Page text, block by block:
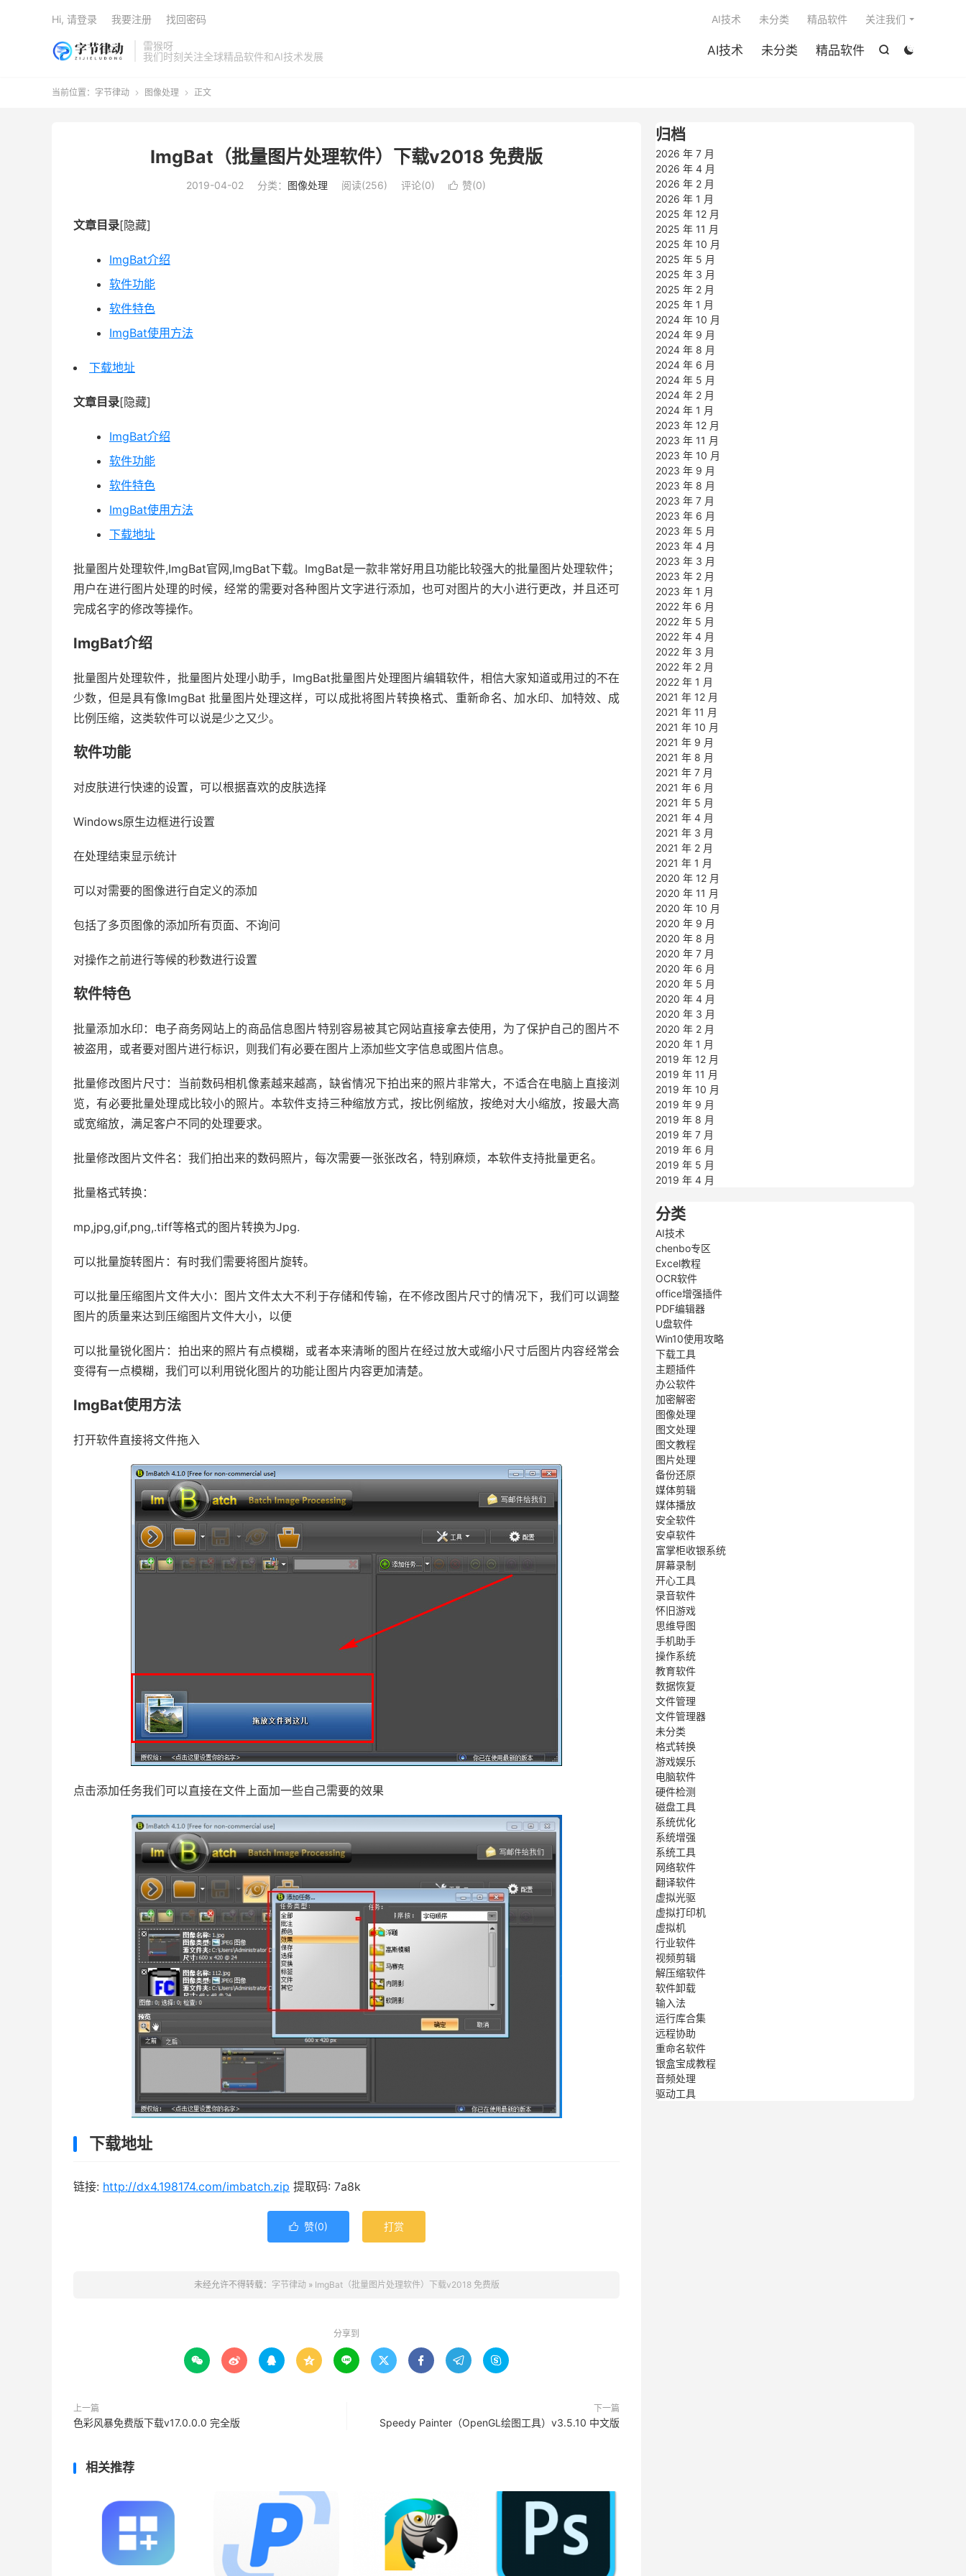
雷猴呀
我们时刻关注全球精品软件和AI技术发展


AI技术 未分类 精品软件
AI技术 未分类 精品软件 关注我们
Hi, 请登录 我要注册 找回密码
当前位置： 字节律动  图像处理  正文
ImgBat（批量图片处理软件）下载v2018 免费版
2019-04-02 分类： 图像处理 阅读(256) 评论(0)  赞(0)
文章目录[隐藏]
ImgBat介绍
软件功能
软件特色
ImgBat使用方法
下载地址
文章目录[隐藏]
ImgBat介绍
软件功能
软件特色
ImgBat使用方法
下载地址
批量图片处理软件,ImgBat官网,ImgBat下载。ImgBat是一款非常好用且功能比较强大的批量图片处理软件；
用户在进行图片处理的时候，经常的需要对各种图片文字进行添加，也可对图片的大小进行更改，并且还可
完成名字的修改等操作。
ImgBat介绍
批量图片处理软件，批量图片处理小助手，ImgBat批量图片处理图片编辑软件，相信大家知道或用过的不在
少数，但是具有像ImgBat 批量图片处理这样，可以成批将图片转换格式、重新命名、加水印、加特效、成
比例压缩，这类软件可以说是少之又少。
软件功能
对皮肤进行快速的设置，可以根据喜欢的皮肤选择
Windows原生边框进行设置
在处理结束显示统计
可以对需要的图像进行自定义的添加
包括了多页图像的添加所有页面、不询问
对操作之前进行等候的秒数进行设置
软件特色
批量添加水印：电子商务网站上的商品信息图片特别容易被其它网站直接拿去使用，为了保护自己的图片不
被盗用，或者要对图片进行标识，则我们有必要在图片上添加些文字信息或图片信息。
批量修改图片尺寸：当前数码相机像素越来越高，缺省情况下拍出来的照片非常大，不适合在电脑上直接浏
览，有必要批量处理成比较小的照片。本软件支持三种缩放方式，按比例缩放，按绝对大小缩放，按最大高
或宽缩放，满足客户不同的处理要求。
批量修改图片文件名：我们拍出来的数码照片，每次需要一张张改名，特别麻烦，本软件支持批量更名。
批量格式转换：
mp,jpg,gif,png,.tiff等格式的图片转换为Jpg.
可以批量旋转图片：有时我们需要将图片旋转。
可以批量压缩图片文件大小：图片文件太大不利于存储和传输，在不修改图片尺寸的情况下，我们可以调整
图片的质量来达到压缩图片文件大小，以便
可以批量锐化图片：拍出来的照片有点模糊，或者本来清晰的图片在经过放大或缩小尺寸后图片内容经常会
变得有一点模糊，我们可以利用锐化图片的功能让图片内容更加清楚。
ImgBat使用方法
打开软件直接将文件拖入
点击添加任务我们可以直接在文件上面加一些自己需要的效果
下载地址
链接: http://dx4.198174.com/imbatch.zip 提取码: 7a8k
 赞(0) 打赏
未经允许不得转载： 字节律动» ImgBat（批量图片处理软件）下载v2018 免费版
分享到
        
上一篇
色彩风暴免费版下载v17.0.0.0 完全版
下一篇
Speedy Painter（OpenGL绘图工具）v3.5.10 中文版
相关推荐
归档
2026 年 7 月
2026 年 4 月
2026 年 2 月
2026 年 1 月
2025 年 12 月
2025 年 11 月
2025 年 10 月
2025 年 5 月
2025 年 3 月
2025 年 2 月
2025 年 1 月
2024 年 10 月
2024 年 9 月
2024 年 8 月
2024 年 6 月
2024 年 5 月
2024 年 2 月
2024 年 1 月
2023 年 12 月
2023 年 11 月
2023 年 10 月
2023 年 9 月
2023 年 8 月
2023 年 7 月
2023 年 6 月
2023 年 5 月
2023 年 4 月
2023 年 3 月
2023 年 2 月
2023 年 1 月
2022 年 6 月
2022 年 5 月
2022 年 4 月
2022 年 3 月
2022 年 2 月
2022 年 1 月
2021 年 12 月
2021 年 11 月
2021 年 10 月
2021 年 9 月
2021 年 8 月
2021 年 7 月
2021 年 6 月
2021 年 5 月
2021 年 4 月
2021 年 3 月
2021 年 2 月
2021 年 1 月
2020 年 12 月
2020 年 11 月
2020 年 10 月
2020 年 9 月
2020 年 8 月
2020 年 7 月
2020 年 6 月
2020 年 5 月
2020 年 4 月
2020 年 3 月
2020 年 2 月
2020 年 1 月
2019 年 12 月
2019 年 11 月
2019 年 10 月
2019 年 9 月
2019 年 8 月
2019 年 7 月
2019 年 6 月
2019 年 5 月
2019 年 4 月
分类
AI技术
chenbo专区
Excel教程
OCR软件
office增强插件
PDF编辑器
U盘软件
Win10使用攻略
下载工具
主题插件
办公软件
加密解密
图像处理
图文处理
图文教程
图片处理
备份还原
媒体剪辑
媒体播放
安全软件
安卓软件
富掌柜收银系统
屏幕录制
开心工具
录音软件
怀旧游戏
思维导图
手机助手
操作系统
教育软件
数据恢复
文件管理
文件管理器
未分类
格式转换
游戏娱乐
电脑软件
硬件检测
磁盘工具
系统优化
系统增强
系统工具
网络软件
翻译软件
虚拟光驱
虚拟打印机
虚拟机
行业软件
视频剪辑
解压缩软件
软件卸载
输入法
运行库合集
远程协助
重命名软件
银盒宝成教程
音频处理
驱动工具